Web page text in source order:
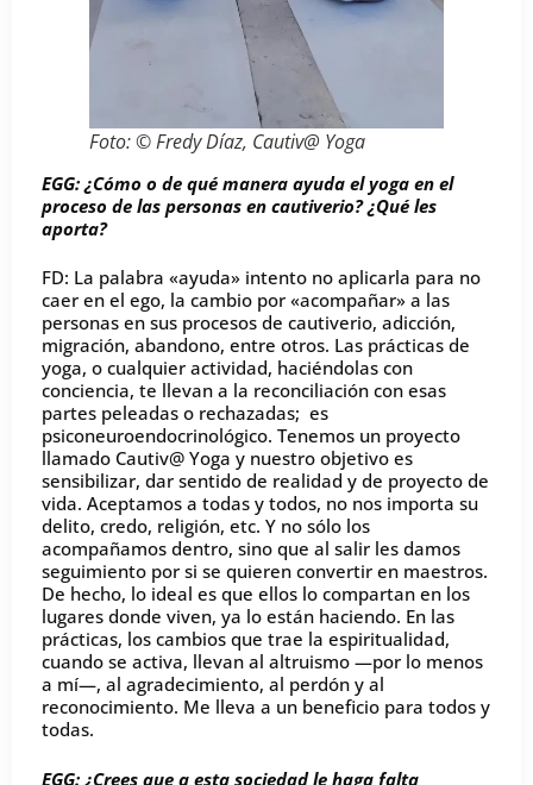
Foto: © Fredy Díaz, Cautiv@ Yoga
EGG: ¿Cómo o de qué manera ayuda el yoga en el
proceso de las personas en cautiverio? ¿Qué les
aporta?
FD: La palabra «ayuda» intento no aplicarla para no
caer en el ego, la cambio por «acompañar» a las
personas en sus procesos de cautiverio, adicción,
migración, abandono, entre otros. Las prácticas de
yoga, o cualquier actividad, haciéndolas con
conciencia, te llevan a la reconciliación con esas
partes peleadas o rechazadas; es
psiconeuroendocrinológico. Tenemos un proyecto
llamado Cautiv@ Yoga y nuestro objetivo es
sensibilizar, dar sentido de realidad y de proyecto de
vida. Aceptamos a todas y todos, no nos importa su
delito, credo, religión, etc. Y no sólo los
acompañamos dentro, sino que al salir les damos
seguimiento por si se quieren convertir en maestros.
De hecho, lo ideal es que ellos lo compartan en los
lugares donde viven, ya lo están haciendo. En las
prácticas, los cambios que trae la espiritualidad,
cuando se activa, llevan al altruismo —por lo menos
a mí—, al agradecimiento, al perdón y al
reconocimiento. Me lleva a un beneficio para todos y
todas.
EGG: ¿Crees que a esta sociedad le haga falta